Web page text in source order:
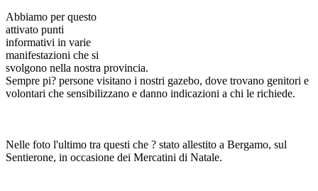
Abbiamo per questo
attivato punti
informativi in varie
manifestazioni che si
svolgono nella nostra provincia.
Sempre pi? persone visitano i nostri gazebo, dove trovano genitori e
volontari che sensibilizzano e danno indicazioni a chi le richiede.
Nelle foto l'ultimo tra questi che ? stato allestito a Bergamo, sul
Sentierone, in occasione dei Mercatini di Natale.